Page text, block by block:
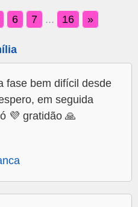
6 7 ... 16 »
fase bem difícil desde
em seguida
💜 gratidão 🙏